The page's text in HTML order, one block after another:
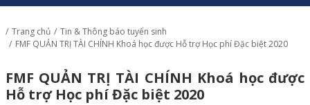
Trang chủ
Tin & Thông báo tuyển sinh
FMF QUẢN TRỊ TÀI CHÍNH Khoá học được Hỗ trợ Học phí Đặc biệt 2020
FMF QUẢN TRỊ TÀI CHÍNH Khoá học được
Hỗ trợ Học phí Đặc biệt 2020